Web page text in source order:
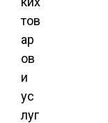
тов
ар
ов
и
ус
луг